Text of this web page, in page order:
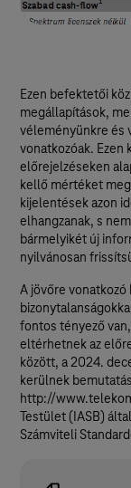
Ezen befektetői
megállapítások,
véleményünkre és
vonatkozóak.
előrejelzéseken
kellő mértéket
kijelentések azon
elhangzanak, s
bármelyikét új
nyilvánosan
A jövőre
fontos tényező
eltérhetnek az
között, a 2024.
kerülnek
http://
Testület (IASB)
Számviteli